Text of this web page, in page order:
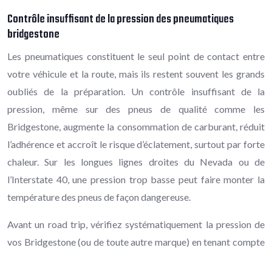
Contrôle insuffisant de la pression des pneumatiques
bridgestone
Les pneumatiques constituent le seul point de contact entre
votre véhicule et la route, mais ils restent souvent les grands
oubliés de la préparation. Un contrôle insuffisant de la
pression, même sur des pneus de qualité comme les
Bridgestone, augmente la consommation de carburant, réduit
l’adhérence et accroît le risque d’éclatement, surtout par forte
chaleur. Sur les longues lignes droites du Nevada ou de
l’Interstate 40, une pression trop basse peut faire monter la
température des pneus de façon dangereuse.
Avant un road trip, vérifiez systématiquement la pression de
vos Bridgestone (ou de toute autre marque) en tenant compte